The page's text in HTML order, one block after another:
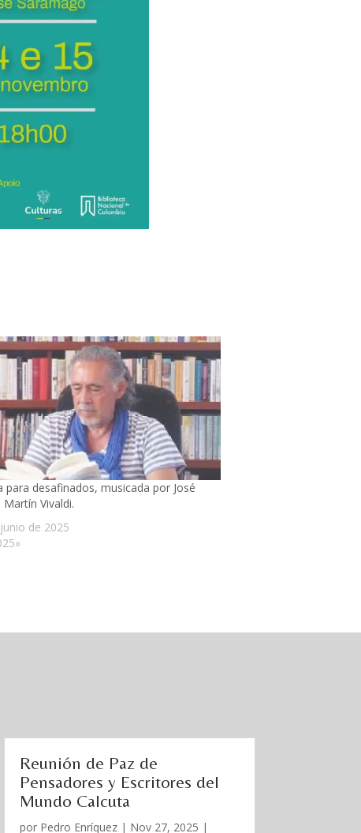
para desafinados, musicada por José
Martín Vivaldi.
de 2025
Reunión de Paz de
Pensadores y Escritores del
Mundo Calcuta
por Pedro Enríquez| Nov 27, 2025 |